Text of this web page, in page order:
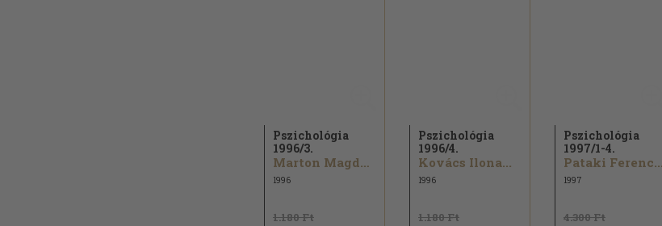
Pszichológia
1996/3.
Marton Magda...
1996
1.180 Ft
Pszichológia
1996/4.
Kovács Ilona...
1996
1.180 Ft
Pszichológia
1997/1-4.
Pataki Ferenc...
1997
4.300 Ft